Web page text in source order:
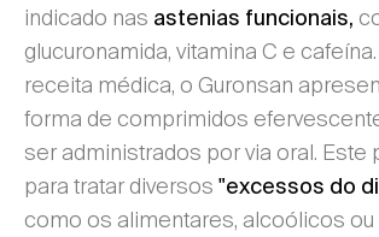
indicado nas astenias funcionais,
glucuronamida, vitamina C e
receita médica, o Guronsan
forma de comprimidos
ser administrados por via oral. Este
para tratar diversos "excessos do
como os alimentares, alcoólicos ou